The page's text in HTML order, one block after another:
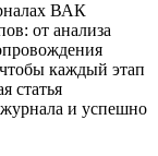
ВАК
от анализа
каждый этап
статья
журнала и успешно